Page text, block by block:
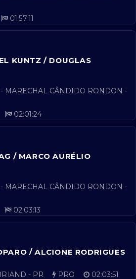
01:57:11
KUNTZ / DOUGLAS
- MARECHAL CÂNDIDO RONDON -
02:01:24
/ MARCO AURÉLIO
- MARECHAL CÂNDIDO RONDON -
02:03:13
/ ALCIONE RODRIGUES
- PR PRO
02:03:51